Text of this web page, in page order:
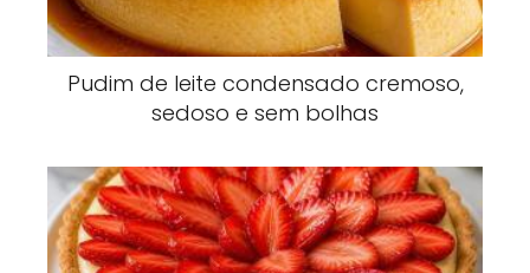
Pudim de leite condensado cremoso,
sedoso e sem bolhas